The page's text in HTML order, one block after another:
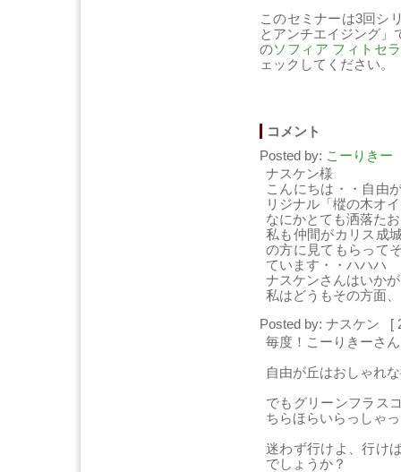
このセミナーは3回シ
とアンチエイジング」
のソフィア フィトセ
ェックしてください。
コメント
Posted by: こーりきー
ナスケン様
こんにちは・・自由
リジナル「樅の木オ
なにかとても洒落た
私も仲間がカリス成
の方に見てもらって
ています・・ハハハ
ナスケンさんはいか
私はどうもその方面
Posted by: ナスケン [
毎度！こーりきーさ
自由が丘はおしゃれ
でもグリーンフラス
ちらほらいらっしゃ
迷わず行けよ、行け
でしょうか？